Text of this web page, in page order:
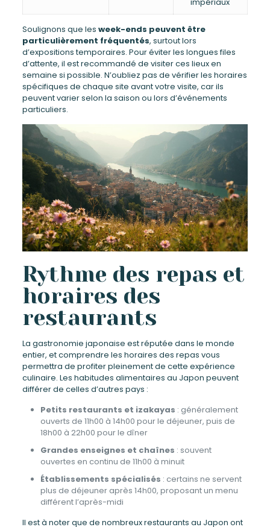
impériaux
Soulignons que les week-ends peuvent être
particulièrement fréquentés, surtout lors
d’expositions temporaires. Pour éviter les longues files
d’attente, il est recommandé de visiter ces lieux en
semaine si possible. N’oubliez pas de vérifier les horaires
spécifiques de chaque site avant votre visite, car ils
peuvent varier selon la saison ou lors d’événements
particuliers.
Rythme des repas et
horaires des
restaurants
La gastronomie japonaise est réputée dans le monde
entier, et comprendre les horaires des repas vous
permettra de profiter pleinement de cette expérience
culinaire. Les habitudes alimentaires au Japon peuvent
différer de celles d’autres pays :
Petits restaurants et izakayas : généralement
ouverts de 11h00 à 14h00 pour le déjeuner, puis de
18h00 à 22h00 pour le dîner
Grandes enseignes et chaînes : souvent
ouvertes en continu de 11h00 à minuit
Établissements spécialisés : certains ne servent
plus de déjeuner après 14h00, proposant un menu
différent l’après-midi
Il est à noter que de nombreux restaurants au Japon ont